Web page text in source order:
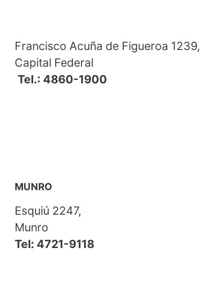
Francisco Acuña de Figueroa 1239,
Capital Federal
Tel.: 4860-1900
MUNRO
Esquiú 2247,
Munro
Tel: 4721-9118